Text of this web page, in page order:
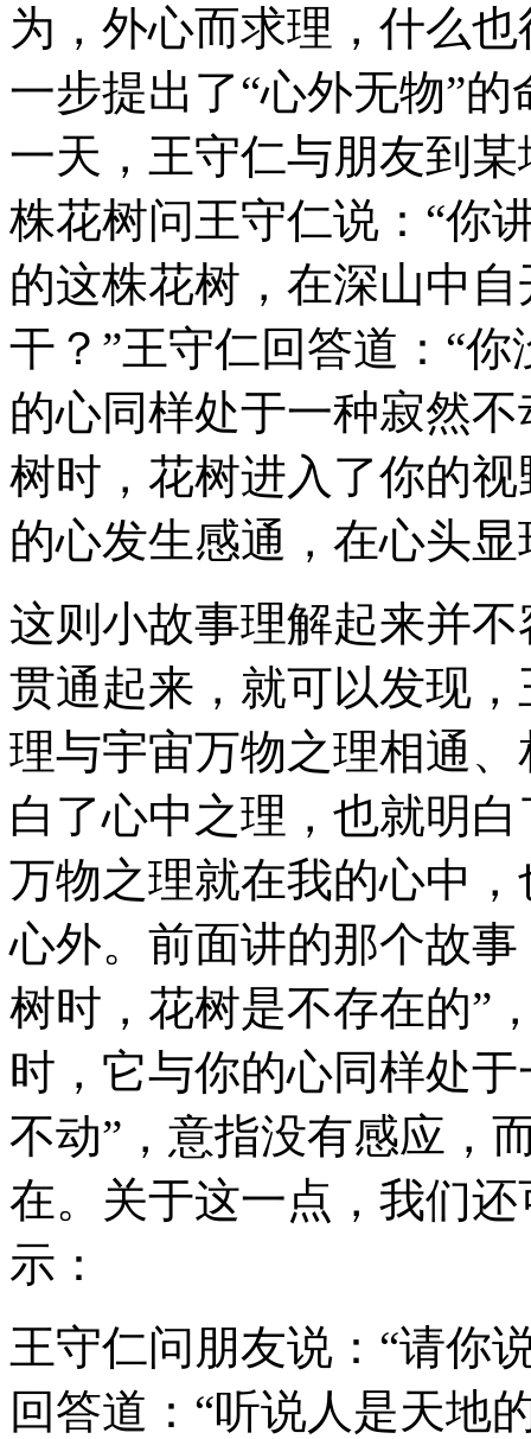
为，外心而求理，什么
一步提出了“心外无物”
一天，王守仁与朋友到
株花树问王守仁说：“你
的这株花树，在深山中
干？”王守仁回答道：“
的心同样处于一种寂然
树时，花树进入了你的
的心发生感通，在心头
这则小故事理解起来并
贯通起来，就可以发现
理与宇宙万物之理相通
白了心中之理，也就明
万物之理就在我的心中
心外。前面讲的那个故
树时，花树是不存在的”
时，它与你的心同样处
不动”，意指没有感应，
在。关于这一点，我们
示：
王守仁问朋友说：“请你
回答道：“听说人是天地